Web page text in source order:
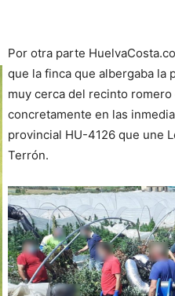
Por otra parte
que la finca que albergaba la
muy cerca del recinto romero
concretamente en las
provincial HU-4126 que une
Terrón.